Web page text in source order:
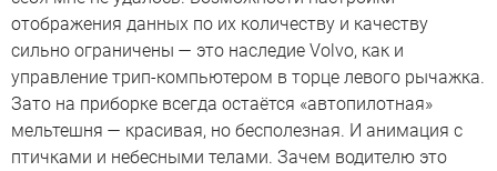
отображения данных по их количеству и качеству
сильно ограничены — это наследие Volvo, как и
управление трип-компьютером в торце левого рычажка.
Зато на приборке всегда остаётся «автопилотная»
мельтешня — красивая, но бесполезная. И анимация с
птичками и небесными телами. Зачем водителю это